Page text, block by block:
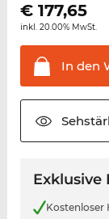
€ 177,65
inkl. 20.00% MwSt.
In den
Exklusive
Kostenloser